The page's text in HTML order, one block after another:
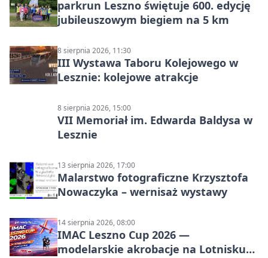
parkrun Leszno świętuje 600. edycję
jubileuszowym biegiem na 5 km
8 sierpnia 2026, 11:30
III Wystawa Taboru Kolejowego w
Lesznie: kolejowe atrakcje
8 sierpnia 2026, 15:00
VII Memoriał im. Edwarda Baldysa w
Lesznie
13 sierpnia 2026, 17:00
Malarstwo fotograficzne Krzysztofa
Nowaczyka – wernisaż wystawy
14 sierpnia 2026, 08:00
IMAC Leszno Cup 2026 —
modelarskie akrobacje na Lotnisku